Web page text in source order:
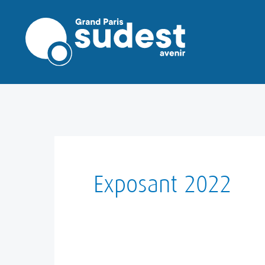
contenu
Exposant 2022